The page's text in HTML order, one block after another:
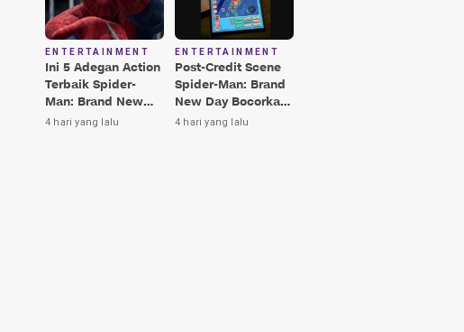
ENTERTAINMENT
Ini 5 Adegan Action
Terbaik Spider-
Man: Brand New
Day, Ada Hulk vs
4 hari yang lalu
ENTERTAINMENT
Post-Credit Scene
Spider-Man: Brand
New Day Bocorkan
Lokasi Peter di Luar
4 hari yang lalu